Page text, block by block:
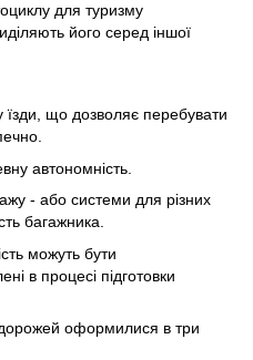
для туризму
його серед іншої
що дозволяє перебувати
автономність.
- або системи для різних
багажника.
можуть бути
в процесі підготовки
оформилися в три